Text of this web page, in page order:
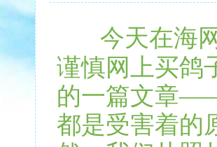
今天在海
谨慎网上买鸽
的一篇文章
都是受害着的